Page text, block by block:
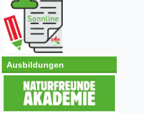
Ausbildungen